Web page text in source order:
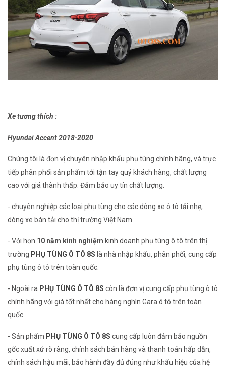
Xe tương thích :
Hyundai Accent 2018-2020
Chúng tôi là đơn vị chuyên nhập khẩu phụ tùng chính hãng, và trực
tiếp phân phối sản phẩm tới tận tay quý khách hàng, chất lượng
cao với giá thành thấp. Đảm bảo uy tín chất lượng.
- chuyên nghiệp các loại phụ tùng cho các dòng xe ô tô tải nhẹ,
dòng xe bán tải cho thị trường Việt Nam.
- Với hơn 10 năm kinh nghiệm kinh doanh phụ tùng ô tô trên thị
trường PHỤ TÙNG Ô TÔ 8S là nhà nhập khẩu, phân phối, cung cấp
phụ tùng ô tô trên toàn quốc.
- Ngoài ra PHỤ TÙNG Ô TÔ 8S còn là đơn vị cung cấp phụ tùng ô tô
chính hãng với giá tốt nhất cho hàng nghìn Gara ô tô trên toàn
quốc.
- Sản phẩm PHỤ TÙNG Ô TÔ 8S cung cấp luôn đảm bảo nguồn
gốc xuất xứ rõ ràng, chính sách bán hàng và thanh toán hấp dẫn,
chính sách hậu mãi, bảo hành đầy đủ đúng như khẩu hiệu của hệ